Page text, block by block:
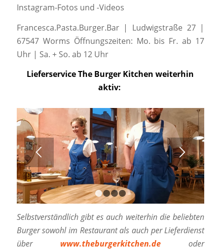
Instagram-Fotos und -Videos
Francesca.Pasta.Burger.Bar | Ludwigstraße 27 |
67547 Worms Öffnungszeiten: Mo. bis Fr. ab 17
Uhr | Sa. + So. ab 12 Uhr
Lieferservice The Burger Kitchen weiterhin
aktiv:
1 3 4
Selbstverständlich gibt es auch weiterhin die beliebten
Burger sowohl im Restaurant als auch per Lieferdienst
über www.theburgerkitchen.de
oder